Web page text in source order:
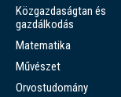
Közgazdaságtan és
gazdálkodás
Matematika
Művészet
Orvostudomány